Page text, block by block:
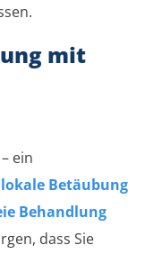
mit
ein
lokale Betäubung
Behandlung
dass Sie